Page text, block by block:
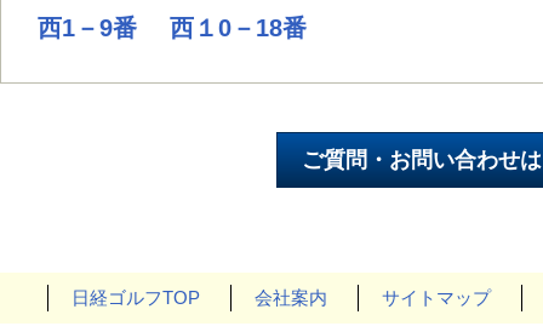
西1－9番 西１0－18番
日経ゴルフTOP 会社案内 サイトマップ